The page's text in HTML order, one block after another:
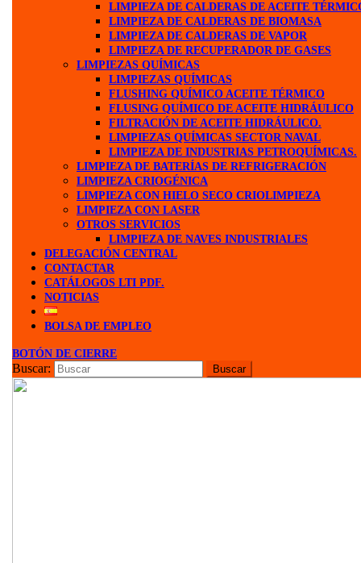
LIMPIEZA DE CALDERAS DE ACEITE
LIMPIEZA DE CALDERAS DE BIOMASA
LIMPIEZA DE CALDERAS DE VAPOR
LIMPIEZA DE RECUPERADOR DE GASES
LIMPIEZAS QUÍMICAS
LIMPIEZAS QUÍMICAS
FLUSHING QUÍMICO ACEITE TÉRMICO
FLUSING QUÍMICO DE ACEITE HIDRÁULICO
FILTRACIÓN DE ACEITE HIDRÁULICO.
LIMPIEZAS QUÍMICAS SECTOR NAVAL
LIMPIEZA DE INDUSTRIAS PETROQUÍMICAS.
LIMPIEZA DE BATERÍAS DE REFRIGERACIÓN
LIMPIEZA CRIOGÉNICA
LIMPIEZA CON HIELO SECO CRIOLIMPIEZA
LIMPIEZA CON LASER
OTROS SERVICIOS
LIMPIEZA DE NAVES INDUSTRIALES
DELEGACIÓN CENTRAL
CONTACTAR
CATÁLOGOS LTI PDF.
NOTICIAS
BOLSA DE EMPLEO
BOTÓN DE CIERRE
Buscar: